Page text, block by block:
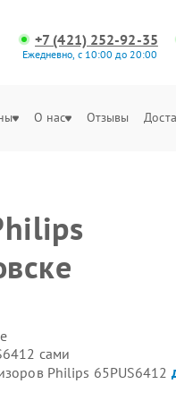
+7 (421) 252-92-35
Ежедневно, с 10:00 до 20:00
О нас Отзывы
сами
Philips 65PUS6412